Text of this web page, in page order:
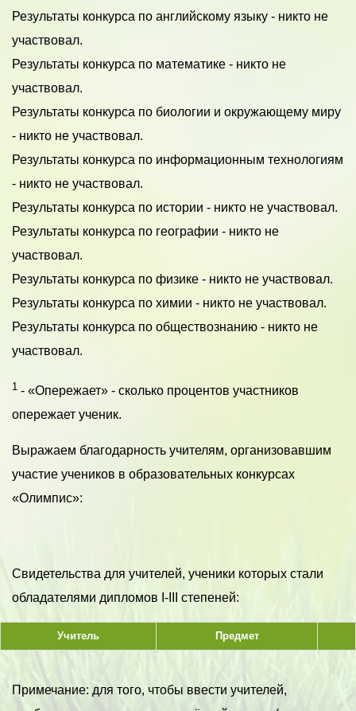
Результаты конкурса по английскому языку - никто не
участвовал.
Результаты конкурса по математике - никто не
участвовал.
Результаты конкурса по биологии и окружающему миру
- никто не участвовал.
Результаты конкурса по информационным технологиям
- никто не участвовал.
Результаты конкурса по истории - никто не участвовал.
Результаты конкурса по географии - никто не
участвовал.
Результаты конкурса по физике - никто не участвовал.
Результаты конкурса по химии - никто не участвовал.
Результаты конкурса по обществознанию - никто не
участвовал.
1 - «Опережает» - сколько процентов участников
опережает ученик.
Выражаем благодарность учителям, организовавшим
участие учеников в образовательных конкурсах
«Олимпис»:
Свидетельства для учителей, ученики которых стали
обладателями дипломов I-III степеней:
Учитель Предмет
Примечание: для того, чтобы ввести учителей,